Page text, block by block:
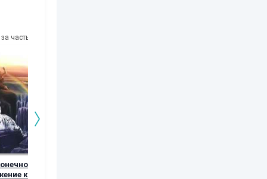
за часть
к свету